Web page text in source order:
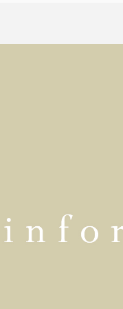
る、折りたたみ日傘の特